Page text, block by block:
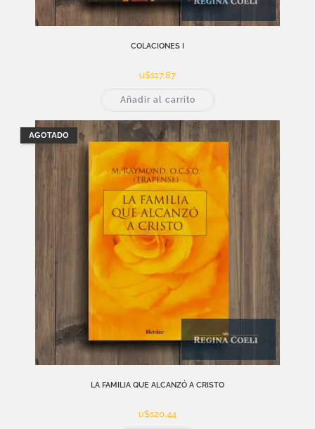
COLACIONES I
u$s17,87
Añadir al carrito
AGOTADO
LA FAMILIA QUE ALCANZÓ A CRISTO
u$s20,44